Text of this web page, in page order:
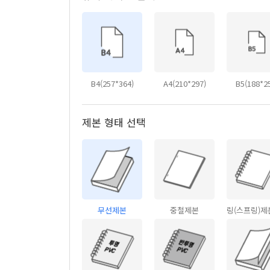
B4(257*364) A4(210*297)
제본 형태 선택
무선제본 중철제본